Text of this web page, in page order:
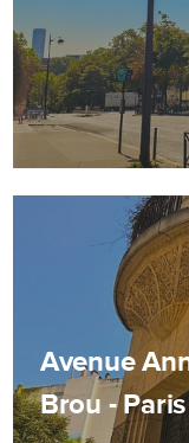
Avenue
Brou -